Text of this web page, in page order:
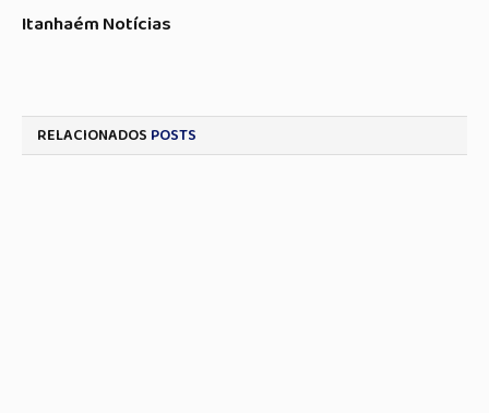
Itanhaém Notícias
RELACIONADOS POSTS